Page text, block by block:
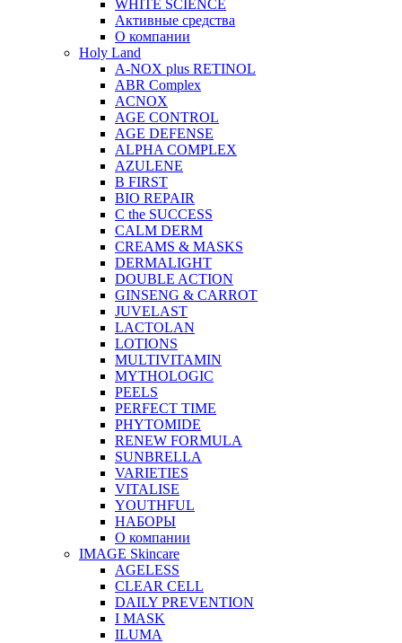
WHITE SCIENCE
Активные средства
О компании
Holy Land
A-NOX plus RETINOL
ABR Complex
ACNOX
AGE CONTROL
AGE DEFENSE
ALPHA COMPLEX
AZULENE
B FIRST
BIO REPAIR
C the SUCCESS
CALM DERM
CREAMS & MASKS
DERMALIGHT
DOUBLE ACTION
GINSENG & CARROT
JUVELAST
LACTOLAN
LOTIONS
MULTIVITAMIN
MYTHOLOGIC
PEELS
PERFECT TIME
PHYTOMIDE
RENEW FORMULA
SUNBRELLA
VARIETIES
VITALISE
YOUTHFUL
НАБОРЫ
О компании
IMAGE Skincare
AGELESS
CLEAR CELL
DAILY PREVENTION
I MASK
ILUMA